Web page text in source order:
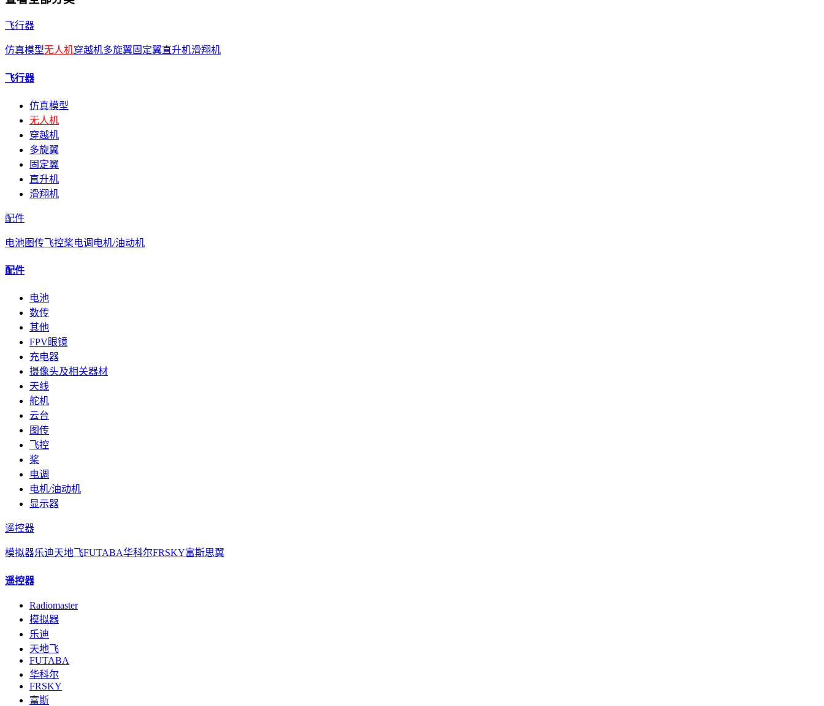
飞行器
仿真模型无人机穿越机多旋翼固定翼直升机滑翔机
飞行器
仿真模型
无人机
穿越机
多旋翼
固定翼
直升机
滑翔机
配件
电池图传飞控桨电调 电机/油动机
配件
电池
数传
其他
FPV眼镜
充电器
摄像头及相关器材
天线
舵机
云台
图传
飞控
桨
电调
电机/油动机
显示器
遥控器
模拟器乐迪天地飞FUTABA华科尔FRSKY富斯思翼
遥控器
Radiomaster
模拟器
乐迪
天地飞
FUTABA
华科尔
FRSKY
富斯